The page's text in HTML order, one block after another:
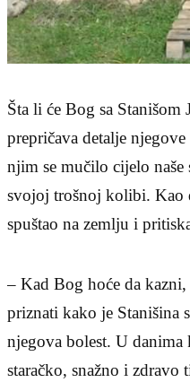
Šta li će Bog sa
prepričava detalje
njim se mučilo cijelo
svojoj trošnoj kolibi. Kao
spuštao na zemlju i
– Kad Bog hoće da
priznati kako je Stanišina
njegova bolest. U
staračko, snažno i